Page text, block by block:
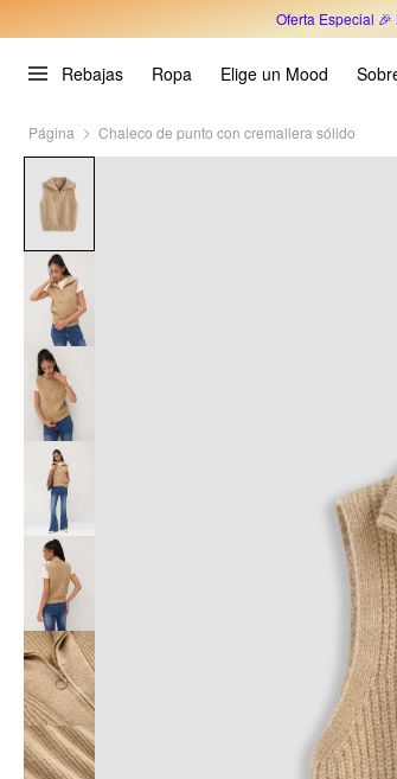
Oferta Especial 🎉
Rebajas Ropa Elige un Mood
Página Chaleco de punto con cremallera sólido